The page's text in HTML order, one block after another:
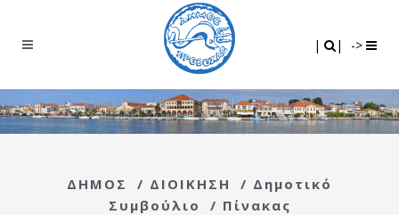
| | ->
ΔΗΜΟΣ / ΔΙΟΙΚΗΣΗ / Δημοτικό
Συμβούλιο
/ Πίνακας